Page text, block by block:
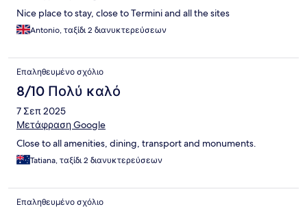
Nice place to stay, close to Termini and all the sites
Antonio, ταξίδι 2 διανυκτερεύσεων
Επαληθευμένο σχόλιο
8/10 Πολύ καλό
7 Σεπ 2025
Μετάφραση Google
Close to all amenities, dining, transport and monuments.
Tatiana, ταξίδι 2 διανυκτερεύσεων
Επαληθευμένο σχόλιο